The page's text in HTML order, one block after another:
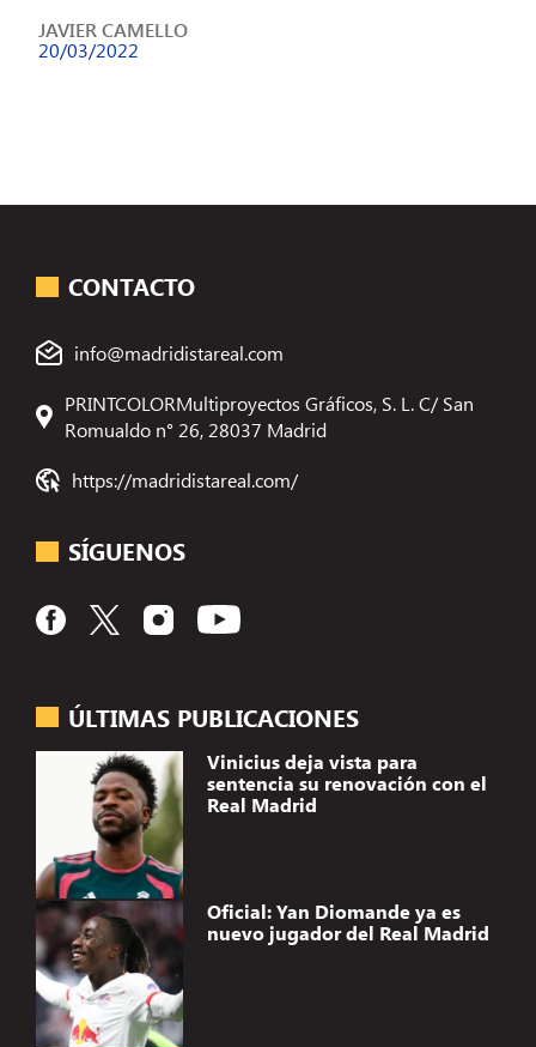
JAVIER CAMELLO
20/03/2022
ÚLTIMAS PUBLICACIONES
Vinicius deja vista para
sentencia su renovación con el
Real Madrid
Oficial: Yan Diomande ya es
nuevo jugador del Real Madrid
CONTACTO
info@madridistareal.com
PRINTCOLORMultiproyectos Gráficos, S. L. C/ San
Romualdo n° 26, 28037 Madrid
https://madridistareal.com/
SÍGUENOS